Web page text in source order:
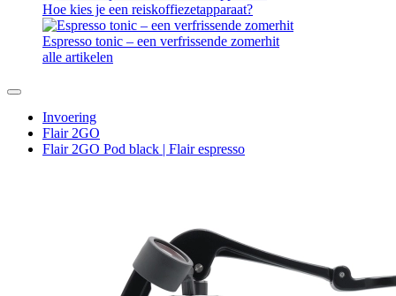
Hoe kies je een reiskoffiezetapparaat?
Espresso tonic – een verfrissende zomerhit
alle artikelen
Invoering
Flair 2GO
Flair 2GO Pod black | Flair espresso